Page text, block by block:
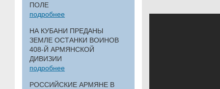
ПОЛЕ
подробнее
НА КУБАНИ ПРЕДАНЫ
ЗЕМЛЕ ОСТАНКИ ВОИНОВ
408-Й АРМЯНСКОЙ
ДИВИЗИИ
подробнее
РОССИЙСКИЕ АРМЯНЕ В